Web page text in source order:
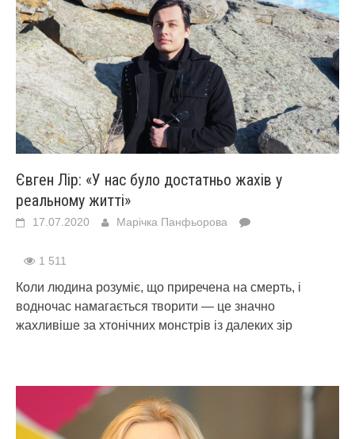
Євген Лір: «У нас було достатньо жахів у
реальному житті»
17.07.2020 Марічка Панфьорова
1 511
Коли людина розуміє, що приречена на смерть, і
водночас намагається творити — це значно
жахливіше за хтонічних монстрів із далеких зір